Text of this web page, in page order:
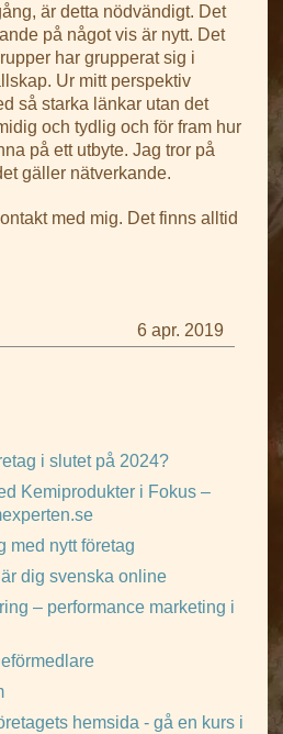
är detta nödvändigt. Det
på något vis är nytt. Det
har grupperat sig i
Ur mitt perspektiv
så starka länkar utan det
och tydlig och för fram hur
på ett utbyte. Jag tror på
gäller nätverkande.
med mig. Det finns alltid
6 apr. 2019
i slutet på 2024?
Kemiprodukter i Fokus –
med nytt företag
dig svenska online
– performance marketing i
hemsida - gå en kurs i